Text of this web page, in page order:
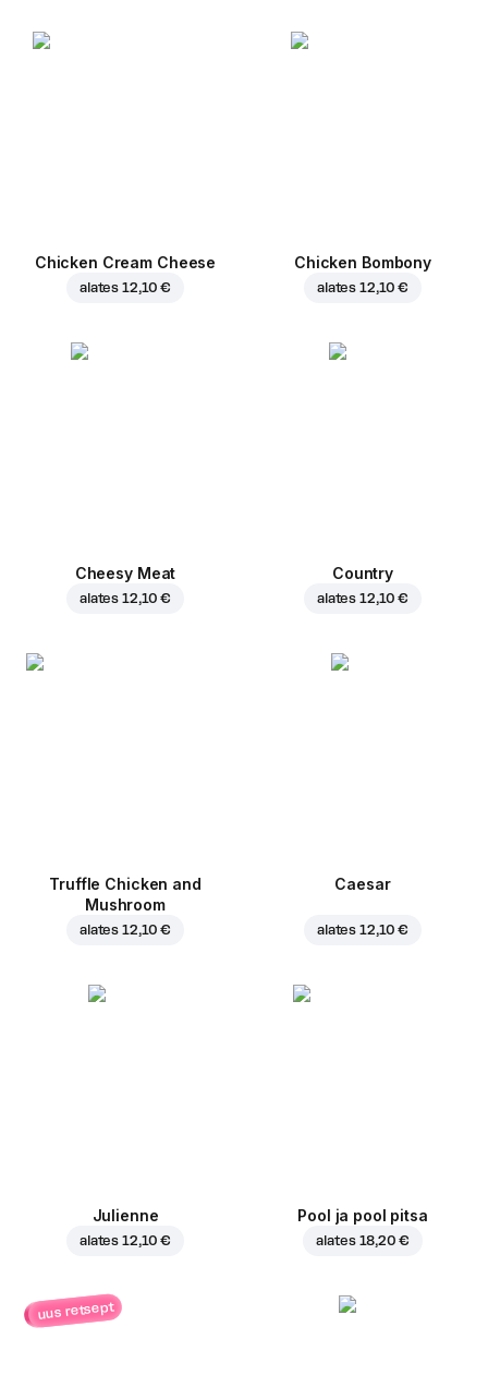
Chicken Cream Cheese
alates 12,10 €
Chicken Bombony
alates 12,10 €
Cheesy Meat
alates 12,10 €
Country
alates 12,10 €
Truffle Chicken and
Mushroom
alates 12,10 €
Caesar
alates 12,10 €
Julienne
alates 12,10 €
Pool ja pool pitsa
alates 18,20 €
uus retsept